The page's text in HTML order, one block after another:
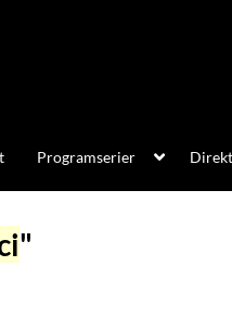
Programserier
"